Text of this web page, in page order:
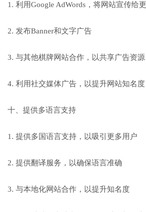
1. 利用Google AdWords，将网站宣传给
2. 发布Banner和文字广告
3. 与其他棋牌网站合作，以共享广告资源
4. 利用社交媒体广告，以提升网站知名度
十、提供多语言支持
1. 提供多国语言支持，以吸引更多用户
2. 提供翻译服务，以确保语言准确
3. 与本地化网站合作，以提升知名度